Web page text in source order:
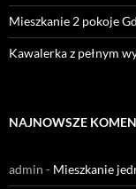
Mieszkanie 2 pokoje
Kawalerka z pełnym
NAJNOWSZE
admin - Mieszkanie